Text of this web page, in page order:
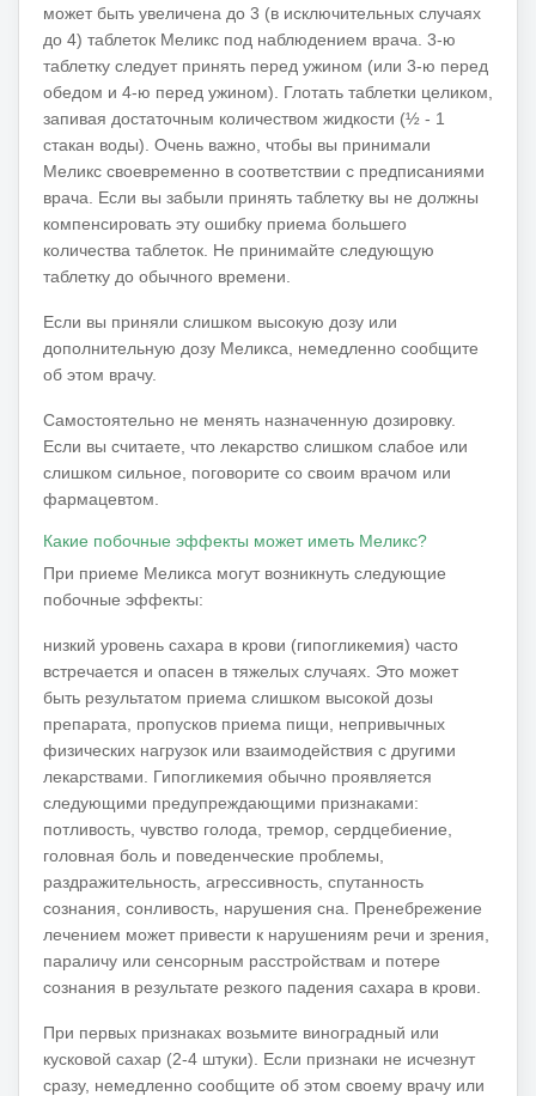
может быть увеличена до 3 (в исключительных случаях
до 4) таблеток Меликс под наблюдением врача. 3-ю
таблетку следует принять перед ужином (или 3-ю перед
обедом и 4-ю перед ужином). Глотать таблетки целиком,
запивая достаточным количеством жидкости (½ - 1
стакан воды). Очень важно, чтобы вы принимали
Меликс своевременно в соответствии с предписаниями
врача. Если вы забыли принять таблетку вы не должны
компенсировать эту ошибку приема большего
количества таблеток. Не принимайте следующую
таблетку до обычного времени.
Если вы приняли слишком высокую дозу или
дополнительную дозу Меликса, немедленно сообщите
об этом врачу.
Самостоятельно не менять назначенную дозировку.
Если вы считаете, что лекарство слишком слабое или
слишком сильное, поговорите со своим врачом или
фармацевтом.
Какие побочные эффекты может иметь Меликс?
При приеме Меликса могут возникнуть следующие
побочные эффекты:
низкий уровень сахара в крови (гипогликемия) часто
встречается и опасен в тяжелых случаях. Это может
быть результатом приема слишком высокой дозы
препарата, пропусков приема пищи, непривычных
физических нагрузок или взаимодействия с другими
лекарствами. Гипогликемия обычно проявляется
следующими предупреждающими признаками:
потливость, чувство голода, тремор, сердцебиение,
головная боль и поведенческие проблемы,
раздражительность, агрессивность, спутанность
сознания, сонливость, нарушения сна. Пренебрежение
лечением может привести к нарушениям речи и зрения,
параличу или сенсорным расстройствам и потере
сознания в результате резкого падения сахара в крови.
При первых признаках возьмите виноградный или
кусковой сахар (2-4 штуки). Если признаки не исчезнут
сразу, немедленно сообщите об этом своему врачу или